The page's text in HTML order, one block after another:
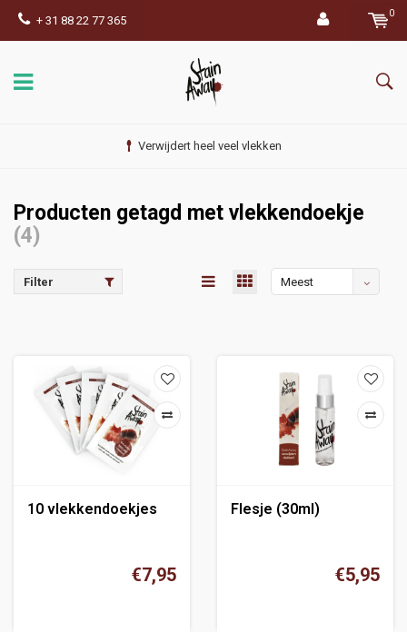
+ 31 88 22 77 365
0
Verwijdert heel veel vlekken
Producten getagd met vlekkendoekje
(4)
Filter
Meest
10 vlekkendoekjes
€7,95
Flesje (30ml)
€5,95